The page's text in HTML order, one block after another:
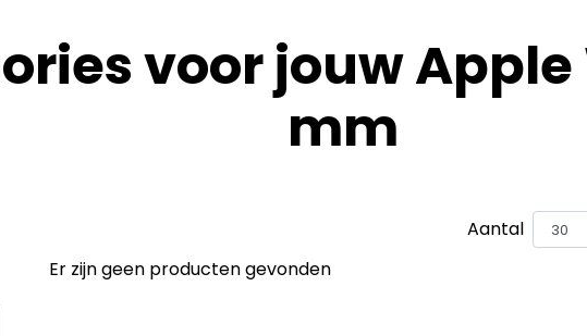
voor jouw Apple
mm
Aantal
Er zijn geen producten gevonden